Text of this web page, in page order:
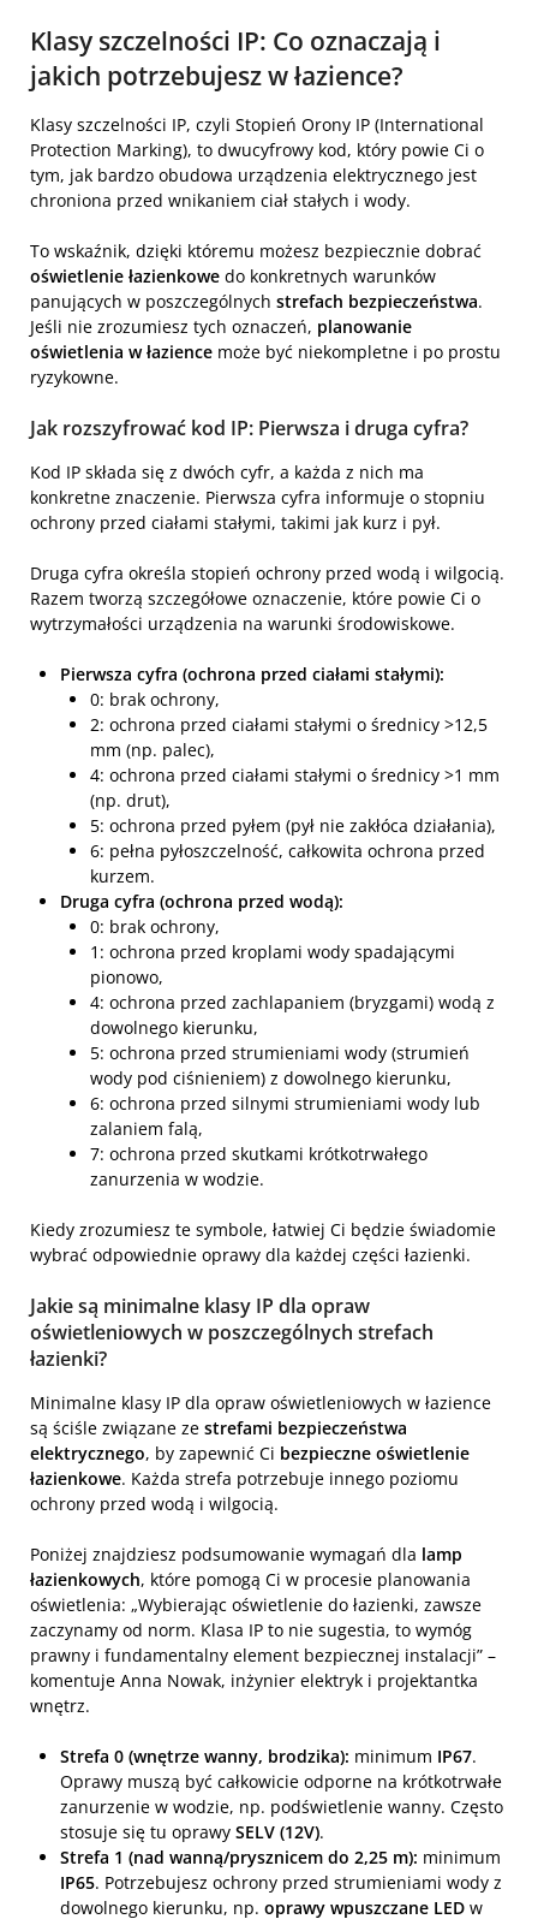
Klasy szczelności IP: Co oznaczają i
jakich potrzebujesz w łazience?
Klasy szczelności IP, czyli Stopień Orony IP (International
Protection Marking), to dwucyfrowy kod, który powie Ci o
tym, jak bardzo obudowa urządzenia elektrycznego jest
chroniona przed wnikaniem ciał stałych i wody.
To wskaźnik, dzięki któremu możesz bezpiecznie dobrać
oświetlenie łazienkowe do konkretnych warunków
panujących w poszczególnych strefach bezpieczeństwa.
Jeśli nie zrozumiesz tych oznaczeń, planowanie
oświetlenia w łazience może być niekompletne i po prostu
ryzykowne.
Jak rozszyfrować kod IP: Pierwsza i druga cyfra?
Kod IP składa się z dwóch cyfr, a każda z nich ma
konkretne znaczenie. Pierwsza cyfra informuje o stopniu
ochrony przed ciałami stałymi, takimi jak kurz i pył.
Druga cyfra określa stopień ochrony przed wodą i wilgocią.
Razem tworzą szczegółowe oznaczenie, które powie Ci o
wytrzymałości urządzenia na warunki środowiskowe.
Pierwsza cyfra (ochrona przed ciałami stałymi):
0: brak ochrony,
2: ochrona przed ciałami stałymi o średnicy >12,5
mm (np. palec),
4: ochrona przed ciałami stałymi o średnicy >1 mm
(np. drut),
5: ochrona przed pyłem (pył nie zakłóca działania),
6: pełna pyłoszczelność, całkowita ochrona przed
kurzem.
Druga cyfra (ochrona przed wodą):
0: brak ochrony,
1: ochrona przed kroplami wody spadającymi
pionowo,
4: ochrona przed zachlapaniem (bryzgami) wodą z
dowolnego kierunku,
5: ochrona przed strumieniami wody (strumień
wody pod ciśnieniem) z dowolnego kierunku,
6: ochrona przed silnymi strumieniami wody lub
zalaniem falą,
7: ochrona przed skutkami krótkotrwałego
zanurzenia w wodzie.
Kiedy zrozumiesz te symbole, łatwiej Ci będzie świadomie
wybrać odpowiednie oprawy dla każdej części łazienki.
Jakie są minimalne klasy IP dla opraw
oświetleniowych w poszczególnych strefach
łazienki?
Minimalne klasy IP dla opraw oświetleniowych w łazience
są ściśle związane ze strefami bezpieczeństwa
elektrycznego, by zapewnić Ci bezpieczne oświetlenie
łazienkowe. Każda strefa potrzebuje innego poziomu
ochrony przed wodą i wilgocią.
Poniżej znajdziesz podsumowanie wymagań dla lamp
łazienkowych, które pomogą Ci w procesie planowania
oświetlenia: „Wybierając oświetlenie do łazienki, zawsze
zaczynamy od norm. Klasa IP to nie sugestia, to wymóg
prawny i fundamentalny element bezpiecznej instalacji” –
komentuje Anna Nowak, inżynier elektryk i projektantka
wnętrz.
Strefa 0 (wnętrze wanny, brodzika): minimum IP67.
Oprawy muszą być całkowicie odporne na krótkotrwałe
zanurzenie w wodzie, np. podświetlenie wanny. Często
stosuje się tu oprawy SELV (12V).
Strefa 1 (nad wanną/prysznicem do 2,25 m): minimum
IP65. Potrzebujesz ochrony przed strumieniami wody z
dowolnego kierunku, np. oprawy wpuszczane LED w